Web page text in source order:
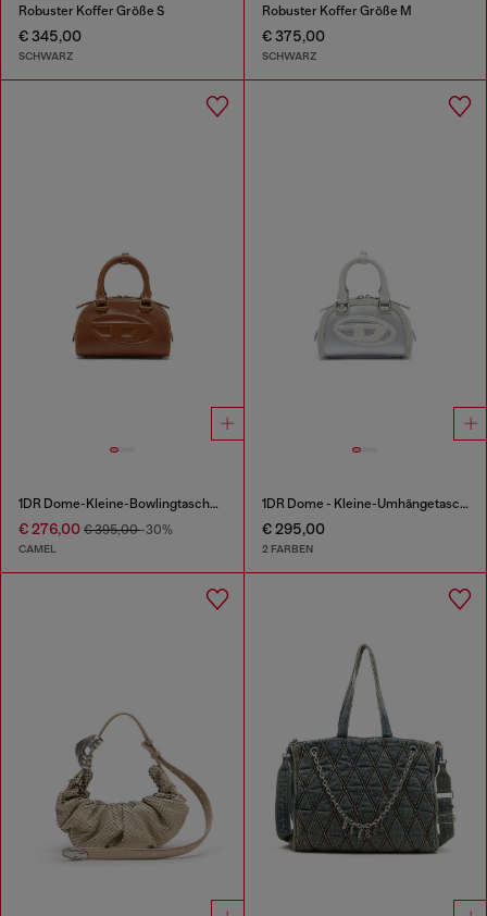
Robuster Koffer Größe S
€ 345,00
SCHWARZ
Robuster Koffer Größe M
€ 375,00
SCHWARZ
1DR Dome-Kleine-Bowlingtasche aus Pull-up-Leder
€ 276,00 € 395,00-30%
CAMEL
1DR Dome - Kleine-Umhängetasche aus Satin und Velours
€ 295,00
2 FARBEN